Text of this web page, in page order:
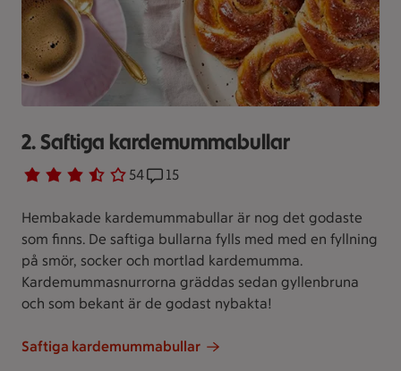
2. Saftiga kardemummabullar
Betyg 3.7 av 5. 54
54 personer har röstatReceptet har 15 kommentarer
15
Hembakade kardemummabullar är nog det godaste
som finns. De saftiga bullarna fylls med med en fyllning
på smör, socker och mortlad kardemumma.
Kardemummasnurrorna gräddas sedan gyllenbruna
och som bekant är de godast nybakta!
Saftiga kardemummabullar